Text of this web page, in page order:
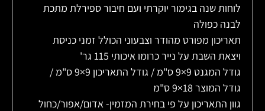
לוחות שנה בגימור יוקרתי ועם חיבור ספירלת מתכת
לבנה כפולה
תאריכון מפורט מהודר וצבעוני הכולל זמני כניסת
ויצאת השבת על נייר כרומו איכותי 115 גר'
גודל המגנט 9×9 ס"מ / גודל התאריכון 9×9 ס"מ /
גודל המוצר 18×9 ס"מ
גוון התאריכון על פי בחירת המזמין- אדום/אפור/כחול